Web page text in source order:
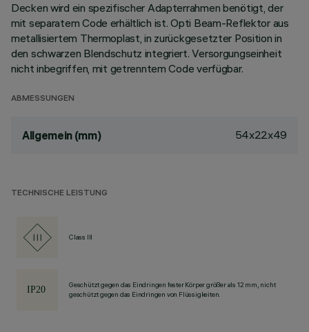
Decken wird ein spezifischer Adapterrahmen benötigt, der
mit separatem Code erhältlich ist. Opti Beam-Reflektor aus
metallisiertem Thermoplast, in zurückgesetzter Position in
den schwarzen Blendschutz integriert. Versorgungseinheit
nicht inbegriffen, mit getrenntem Code verfügbar.
ABMESSUNGEN
Allgemein (mm) 54x22x49
TECHNISCHE LEISTUNG
Class III
Geschützt gegen das Eindringen fester Körper größer als 12 mm, nicht
geschützt gegen das Eindringen von Flüssigkeiten.